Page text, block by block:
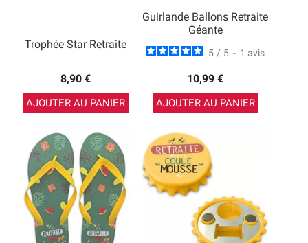
Trophée Star Retraite
8,90 €
AJOUTER AU PANIER
Guirlande Ballons Retraite
Géante
5 / 5 - 1 avis
10,99 €
AJOUTER AU PANIER